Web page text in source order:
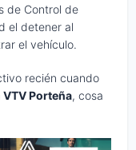
de Control de
el detener al
el vehículo.
recién cuando
VTV Porteña, cosa